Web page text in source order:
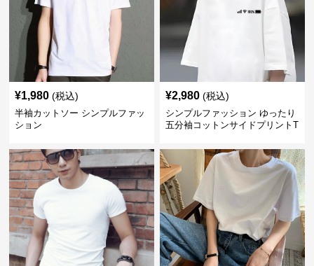
¥1,980 (税込)
半袖カットソー シンプルファッ
ション
¥2,980 (税込)
シンプルファッション ゆったり
五分袖コットンサイドプリントT